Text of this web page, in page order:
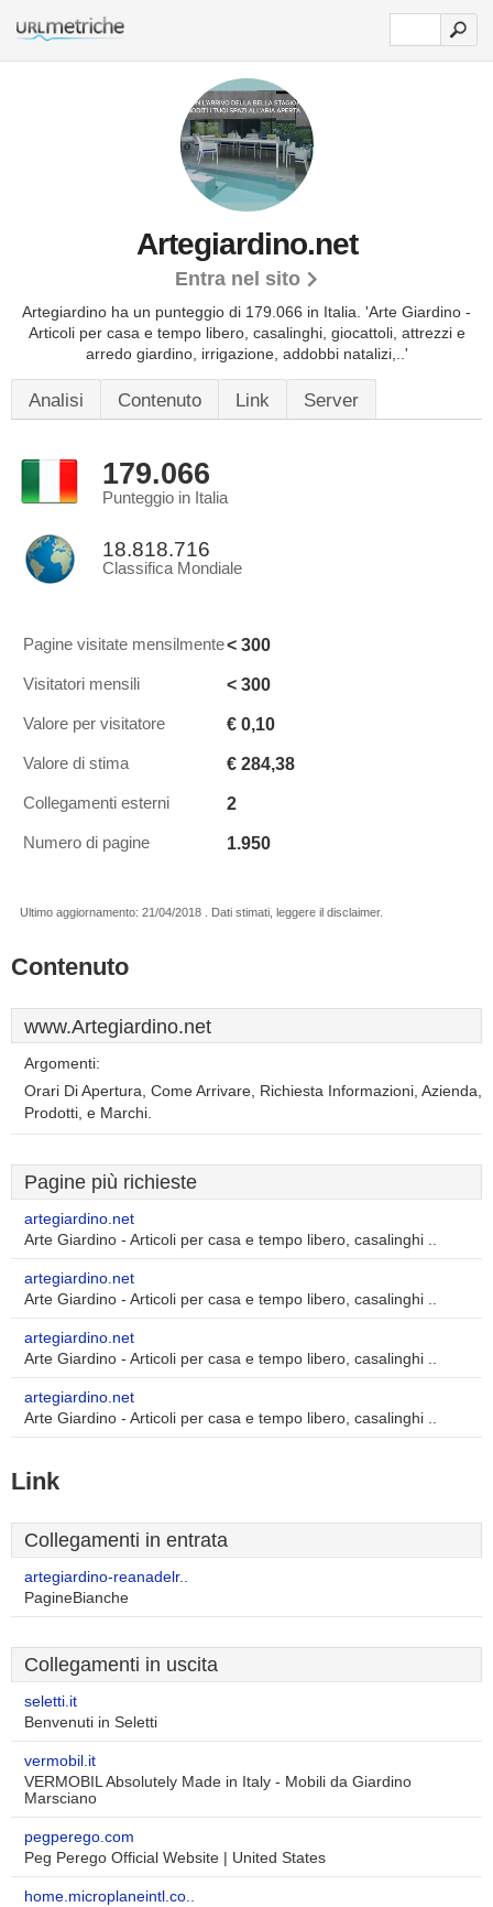
Artegiardino.net
Entra nel sito
Artegiardino ha un punteggio di 179.066 in Italia. 'Arte Giardino -
Articoli per casa e tempo libero, casalinghi, giocattoli, attrezzi e
arredo giardino, irrigazione, addobbi natalizi,..'
Analisi Contenuto Link Server
179.066
Punteggio in Italia
18.818.716
Classifica Mondiale
Pagine visitate mensilmente< 300
Visitatori mensili < 300
Valore per visitatore € 0,10
Valore di stima € 284,38
Collegamenti esterni 2
Numero di pagine 1.950
Ultimo aggiornamento: 21/04/2018 . Dati stimati, leggere il disclaimer.
Contenuto
www.Artegiardino.net
Argomenti:
Orari Di Apertura, Come Arrivare, Richiesta Informazioni, Azienda,
Prodotti, e Marchi.
Pagine più richieste
artegiardino.net
Arte Giardino - Articoli per casa e tempo libero, casalinghi ..
artegiardino.net
Arte Giardino - Articoli per casa e tempo libero, casalinghi ..
artegiardino.net
Arte Giardino - Articoli per casa e tempo libero, casalinghi ..
artegiardino.net
Arte Giardino - Articoli per casa e tempo libero, casalinghi ..
Link
Collegamenti in entrata
artegiardino-reanadelr..
PagineBianche
Collegamenti in uscita
seletti.it
Benvenuti in Seletti
vermobil.it
VERMOBIL Absolutely Made in Italy - Mobili da Giardino
Marsciano
pegperego.com
Peg Perego Official Website | United States
home.microplaneintl.co..